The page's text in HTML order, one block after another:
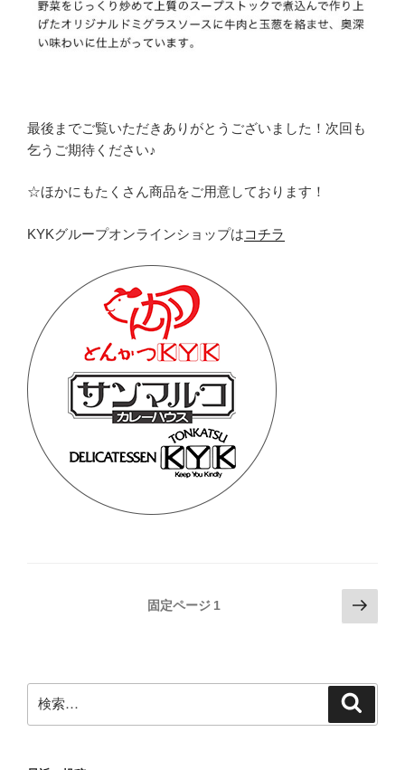
最後までご覧いただきありがとうございました！次回も
乞うご期待ください♪
☆ほかにもたくさん商品をご用意しております！
KYKグループオンラインショップはコチラ
ー
ジ
固定ページ 1
次
の
ジ
索: